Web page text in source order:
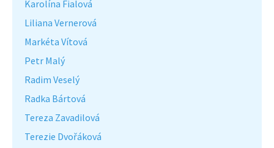
Karolína Fialová
Liliana Vernerová
Markéta Vítová
Petr Malý
Radim Veselý
Radka Bártová
Tereza Zavadilová
Terezie Dvořáková